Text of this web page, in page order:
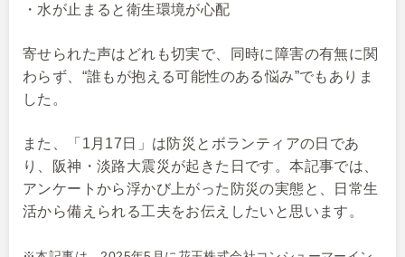
・水が止まると衛生環境が心配
寄せられた声はどれも切実で、同時に障害の有無に関
わらず、“誰もが抱える可能性のある悩み”でもありま
した。
また、「1月17日」は防災とボランティアの日であ
り、阪神・淡路大震災が起きた日です。本記事では、
アンケートから浮かび上がった防災の実態と、日常生
活から備えられる工夫をお伝えしたいと思います。